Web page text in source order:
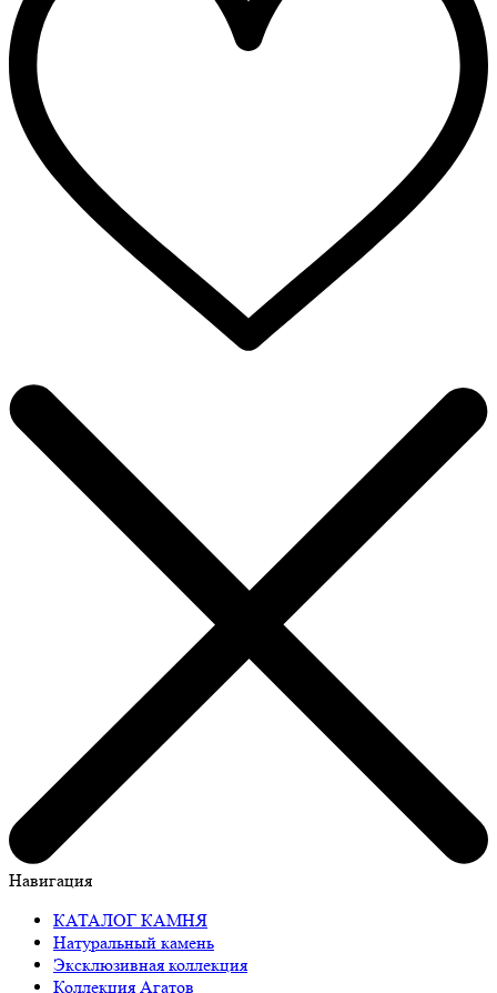
Навигация
КАТАЛОГ КАМНЯ
Натуральный камень
Эксклюзивная коллекция
Коллекция Агатов